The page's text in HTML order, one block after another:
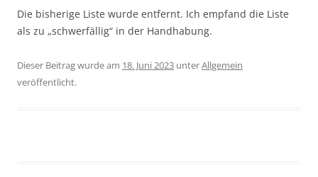
Die bisherige Liste wurde entfernt. Ich empfand die Liste
als zu „schwerfällig“ in der Handhabung.
Dieser Beitrag wurde am 18. Juni 2023 unterAllgemein
veröffentlicht.